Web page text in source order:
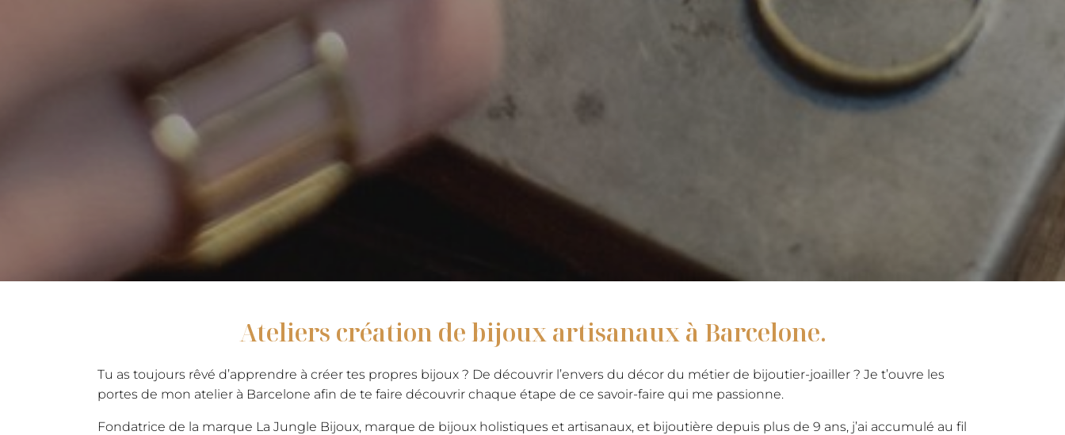
Ateliers création de bijoux artisanaux à Barcelone.
Tu as toujours rêvé d’apprendre à créer tes propres bijoux ? De découvrir l’envers du décor du métier de bijoutier-joailler ? Je t’ouvre les
portes de mon atelier à Barcelone afin de te faire découvrir chaque étape de ce savoir-faire qui me passionne.
Fondatrice de la marque La Jungle Bijoux, marque de bijoux holistiques et artisanaux, et bijoutière depuis plus de 9 ans, j’ai accumulé au fil